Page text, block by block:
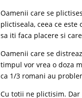
Oamenii care se
plictiseala, ceea ce
sa iti faca placere si
Oamenii care se
timpul vor vrea o doza
ca 1/3 romani au
Cu totii ne plictisim.